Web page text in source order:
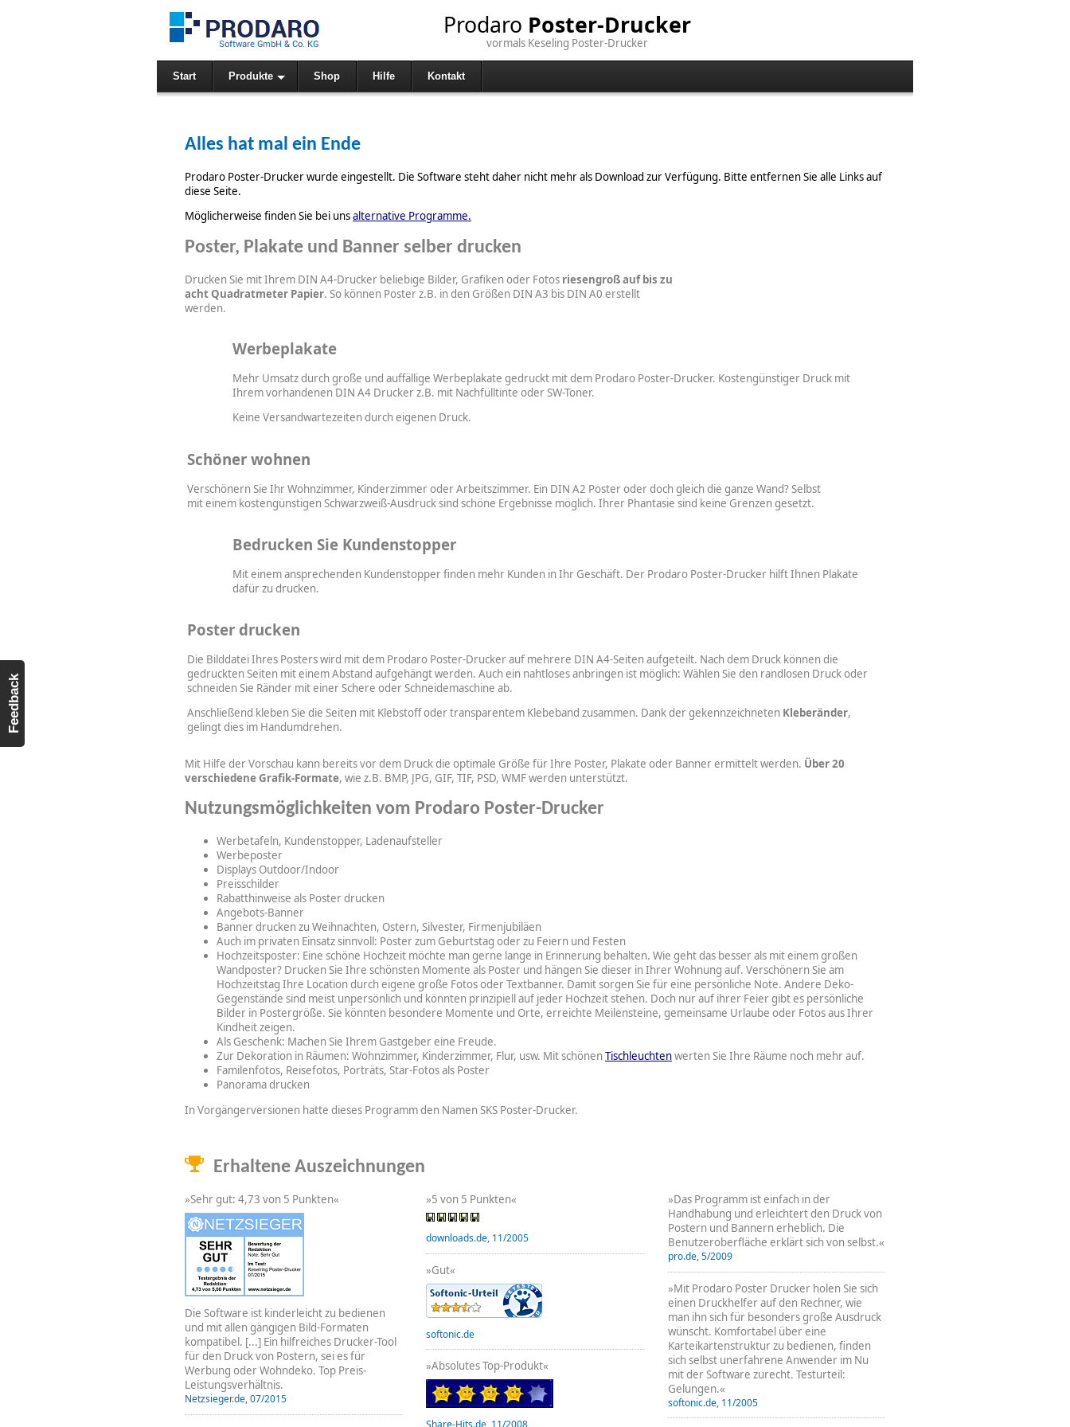
Prodaro Poster-Drucker
vormals Keseling Poster-Drucker
Start Produkte Shop Hilfe Kontakt
Alles hat mal ein Ende
Prodaro Poster-Drucker wurde eingestellt. Die Software steht daher nicht mehr als Download zur Verfügung. Bitte entfernen Sie alle Links auf
diese Seite.
Möglicherweise finden Sie bei unsalternative Programme.
Poster, Plakate und Banner selber drucken
Drucken Sie mit Ihrem DIN A4-Drucker beliebige Bilder, Grafiken oder Fotos riesengroß auf bis zu
acht Quadratmeter Papier. So können Poster z.B. in den Größen DIN A3 bis DIN A0 erstellt
werden.
Werbeplakate
Mehr Umsatz durch große und auffällige Werbeplakate gedruckt mit dem Prodaro Poster-Drucker. Kostengünstiger Druck mit
Ihrem vorhandenen DIN A4 Drucker z.B. mit Nachfülltinte oder SW-Toner.
Keine Versandwartezeiten durch eigenen Druck.
Schöner wohnen
Verschönern Sie Ihr Wohnzimmer, Kinderzimmer oder Arbeitszimmer. Ein DIN A2 Poster oder doch gleich die ganze Wand? Selbst
mit einem kostengünstigen Schwarzweiß-Ausdruck sind schöne Ergebnisse möglich. Ihrer Phantasie sind keine Grenzen gesetzt.
Bedrucken Sie Kundenstopper
Mit einem ansprechenden Kundenstopper finden mehr Kunden in Ihr Geschäft. Der Prodaro Poster-Drucker hilft Ihnen Plakate
dafür zu drucken.
Poster drucken
Die Bilddatei Ihres Posters wird mit dem Prodaro Poster-Drucker auf mehrere DIN A4-Seiten aufgeteilt. Nach dem Druck können die
gedruckten Seiten mit einem Abstand aufgehängt werden. Auch ein nahtloses anbringen ist möglich: Wählen Sie den randlosen Druck oder
schneiden Sie Ränder mit einer Schere oder Schneidemaschine ab.
Anschließend kleben Sie die Seiten mit Klebstoff oder transparentem Klebeband zusammen. Dank der gekennzeichneten Kleberänder,
gelingt dies im Handumdrehen.
Mit Hilfe der Vorschau kann bereits vor dem Druck die optimale Größe für Ihre Poster, Plakate oder Banner ermittelt werden. Über 20
verschiedene Grafik-Formate, wie z.B. BMP, JPG, GIF, TIF, PSD, WMF werden unterstützt.
Nutzungsmöglichkeiten vom Prodaro Poster-Drucker
Werbetafeln, Kundenstopper, Ladenaufsteller
Werbeposter
Displays Outdoor/Indoor
Preisschilder
Rabatthinweise als Poster drucken
Angebots-Banner
Banner drucken zu Weihnachten, Ostern, Silvester, Firmenjubiläen
Auch im privaten Einsatz sinnvoll: Poster zum Geburtstag oder zu Feiern und Festen
Hochzeitsposter: Eine schöne Hochzeit möchte man gerne lange in Erinnerung behalten. Wie geht das besser als mit einem großen
Wandposter? Drucken Sie Ihre schönsten Momente als Poster und hängen Sie dieser in Ihrer Wohnung auf. Verschönern Sie am
Hochzeitstag Ihre Location durch eigene große Fotos oder Textbanner. Damit sorgen Sie für eine persönliche Note. Andere Deko-
Gegenstände sind meist unpersönlich und könnten prinzipiell auf jeder Hochzeit stehen. Doch nur auf ihrer Feier gibt es persönliche
Bilder in Postergröße. Sie könnten besondere Momente und Orte, erreichte Meilensteine, gemeinsame Urlaube oder Fotos aus Ihrer
Kindheit zeigen.
Als Geschenk: Machen Sie Ihrem Gastgeber eine Freude.
Zur Dekoration in Räumen: Wohnzimmer, Kinderzimmer, Flur, usw. Mit schönen Tischleuchtenwerten Sie Ihre Räume noch mehr auf.
Familenfotos, Reisefotos, Porträts, Star-Fotos als Poster
Panorama drucken
In Vorgängerversionen hatte dieses Programm den Namen SKS Poster-Drucker.
Erhaltene Auszeichnungen
»Sehr gut: 4,73 von 5 Punkten«
Die Software ist kinderleicht zu bedienen
und mit allen gängigen Bild-Formaten
kompatibel. [...] Ein hilfreiches Drucker-Tool
für den Druck von Postern, sei es für
Werbung oder Wohndeko. Top Preis-
Leistungsverhältnis.
Netzsieger.de, 07/2015
»5 von 5 Punkten«
downloads.de, 11/2005
»Gut«
softonic.de
»Absolutes Top-Produkt«
Share-Hits.de, 11/2008
»Das Programm ist einfach in der
Handhabung und erleichtert den Druck von
Postern und Bannern erheblich. Die
Benutzeroberfläche erklärt sich von selbst.«
pro.de, 5/2009
»Mit Prodaro Poster Drucker holen Sie sich
einen Druckhelfer auf den Rechner, wie
man ihn sich für besonders große Ausdruck
wünscht. Komfortabel über eine
Karteikartenstruktur zu bedienen, finden
sich selbst unerfahrene Anwender im Nu
mit der Software zurecht. Testurteil:
Gelungen.«
softonic.de, 11/2005
Feedback